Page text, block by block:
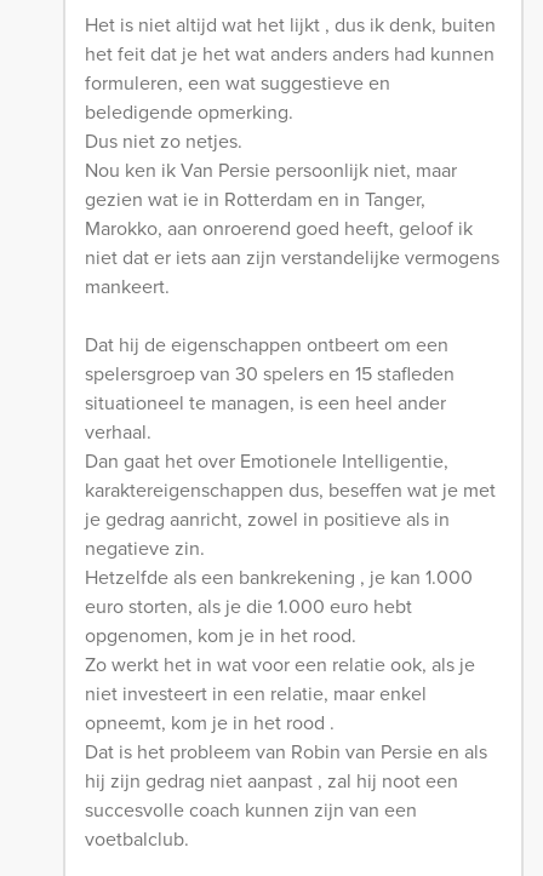
Het is niet altijd wat het lijkt , dus ik denk, buiten
het feit dat je het wat anders anders had kunnen
formuleren, een wat suggestieve en
beledigende opmerking.
Dus niet zo netjes.
Nou ken ik Van Persie persoonlijk niet, maar
gezien wat ie in Rotterdam en in Tanger,
Marokko, aan onroerend goed heeft, geloof ik
niet dat er iets aan zijn verstandelijke vermogens
mankeert.
Dat hij de eigenschappen ontbeert om een
spelersgroep van 30 spelers en 15 stafleden
situationeel te managen, is een heel ander
verhaal.
Dan gaat het over Emotionele Intelligentie,
karaktereigenschappen dus, beseffen wat je met
je gedrag aanricht, zowel in positieve als in
negatieve zin.
Hetzelfde als een bankrekening , je kan 1.000
euro storten, als je die 1.000 euro hebt
opgenomen, kom je in het rood.
Zo werkt het in wat voor een relatie ook, als je
niet investeert in een relatie, maar enkel
opneemt, kom je in het rood .
Dat is het probleem van Robin van Persie en als
hij zijn gedrag niet aanpast , zal hij noot een
succesvolle coach kunnen zijn van een
voetbalclub.